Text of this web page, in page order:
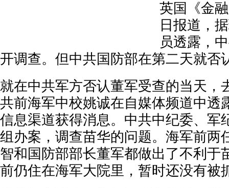
英国《金
日报道，
员透露，
开调查。但中共国防部在第二天就否
就在中共军方否认董军受查的当天，
共前海军中校姚诚在自媒体频道中透
信息渠道获得消息。中共中纪委、军
组办案，调查苗华的问题。海军前两
智和国防部部长董军都做出了不利于
前仍住在海军大院里，暂时还没有被